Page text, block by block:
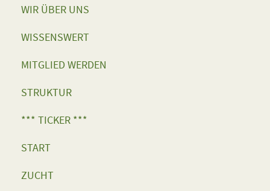
WIR ÜBER UNS
WISSENSWERT
MITGLIED WERDEN
STRUKTUR
*** TICKER ***
START
ZUCHT